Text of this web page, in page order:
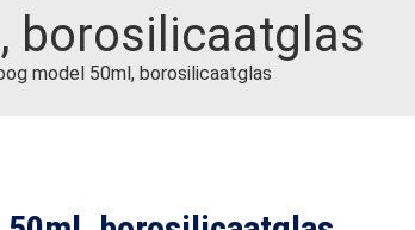
borosilicaatglas
model 50ml, borosilicaatglas